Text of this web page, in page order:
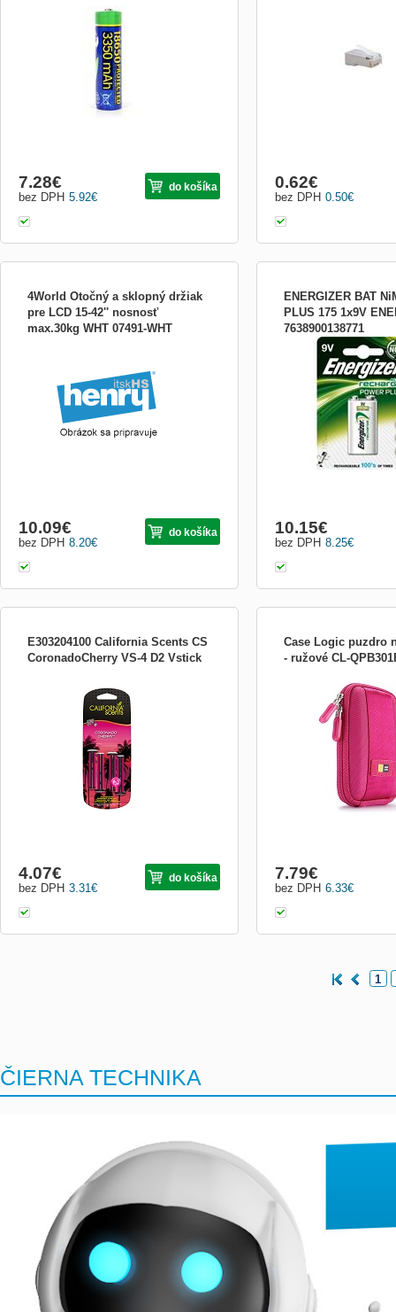
protected, 3350mAh PROTECTED: The
integrated safety board protects the cells
against overload, short circuit and deep
discharge, so the battery is better
protected against incorrect usage, which
guarantees a longer life
5.92€
bez DPH
7.28€ do košíka
0.50€
bez DPH
0.62€
4World Otočný a sklopný držiak
pre LCD 15-42'' nosnosť
max.30kg WHT 07491-WHT
na stenu Kompatibilné televízory
(uhlopriečka): 15-42 palcov Maximálne
zaťaženie: 30 kg Popis: Univerzálny držiak
pre TV, jednoduchá inšt...
8.20€
bez DPH
10.09€ do košíka
ENERGIZER BAT
PLUS 175 1x9V
7638900138771
Nabíjacia batéria, 9V, 175
8.25€
bez DPH
10.15€
E303204100 California Scents CS
CoronadoCherry VS-4 D2 Vstick
Popis produktu Vonné tyčinky California
Scents Vent stick Coronado Cherry s
vôňou čerešne, vhodné na pripevnenie do
akéhokoľvek ventilačného vývodu.
Zabezpečia dlhotrvajúcu vôňu po dobu 30
dní. Vône možno rôzne kombinovať a
vytvoriť si vlastnú j
3.31€
bez DPH
4.07€ do košíka
Case Logic puzdro
- ružové CL-
* Pouzdro kompatibilní s
digitálních fotoaparátů; *
design akcentovaný
Zapínání na zip; *
maximální ochranu
kapsa pro baterie, kabely
Integrovaná ka..
6.33€
bez DPH
7.79€
1
ČIERNA TECHNIKA